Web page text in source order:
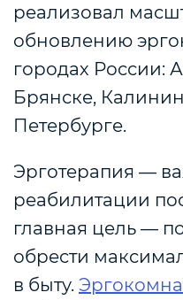
реализовал
обновлению
городах России:
Брянске,
Петербурге.
Эрготерапия —
реабилитации
главная цель —
обрести
в быту.